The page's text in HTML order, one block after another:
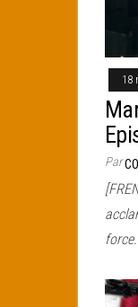
18
Par